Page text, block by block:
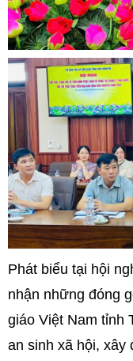
Phát biểu tại hội
nhận những đóng
giáo Việt Nam tỉnh
an sinh xã hội, xây